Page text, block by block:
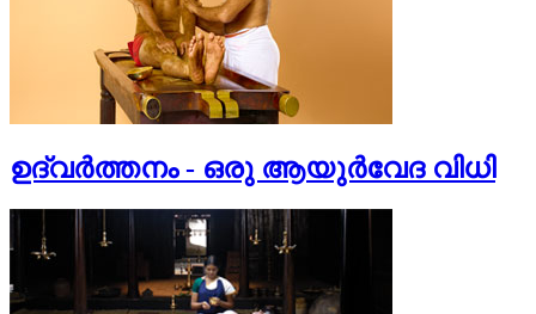
ഉദ്വര്‍ത്തനം - ഒരു ആയുര്‍വേദ വിധി